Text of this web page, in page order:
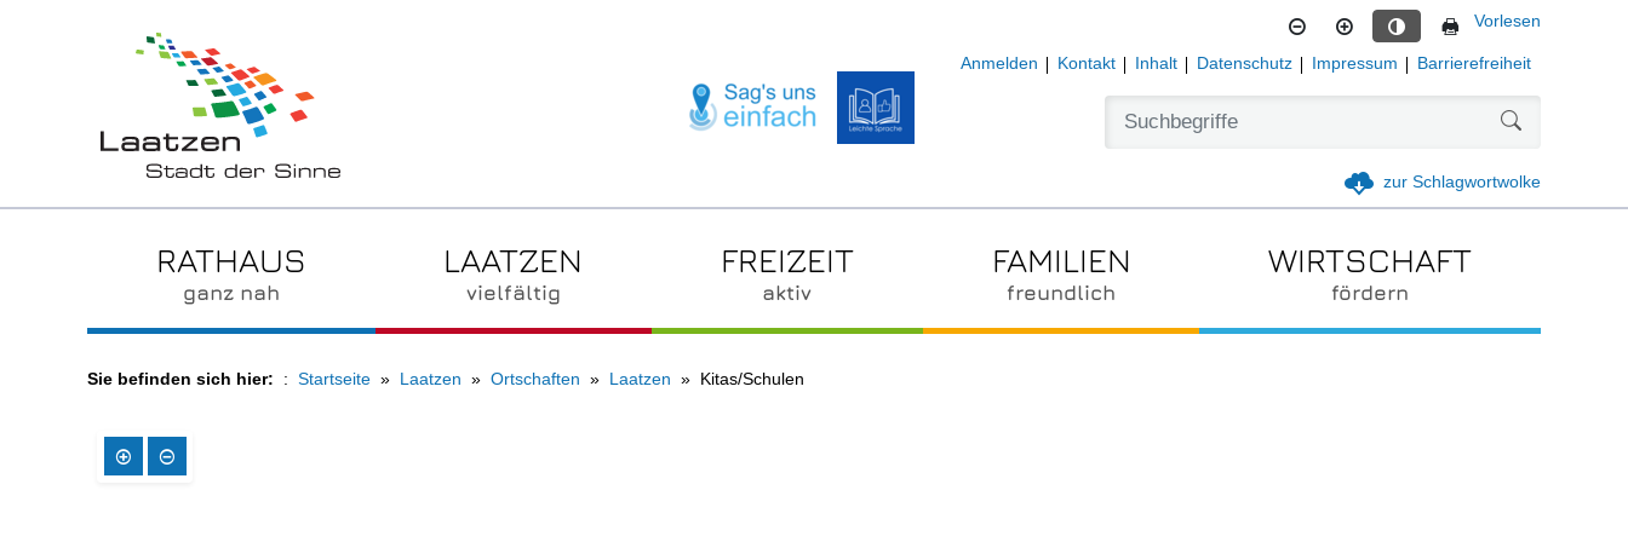
Kontrastmodus aktivieren
Vorlesen
Anmelden Kontakt Inhalt Datenschutz Impressum Barrierefreiheit
zur Schlagwortwolke
RATHAUS
ganz nah
LAATZEN
vielfältig
FREIZEIT
aktiv
FAMILIEN
freundlich
WIRTSCHAFT
fördern
Sie befinden sich hier: Startseite Laatzen Ortschaften Laatzen Kitas/Schulen